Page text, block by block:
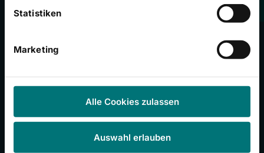
Statistiken
Marketing
Alle Cookies zulassen
Auswahl erlauben
Universitätsklinikum Gießen und Marburg
Unser Campus
Presseinformationen